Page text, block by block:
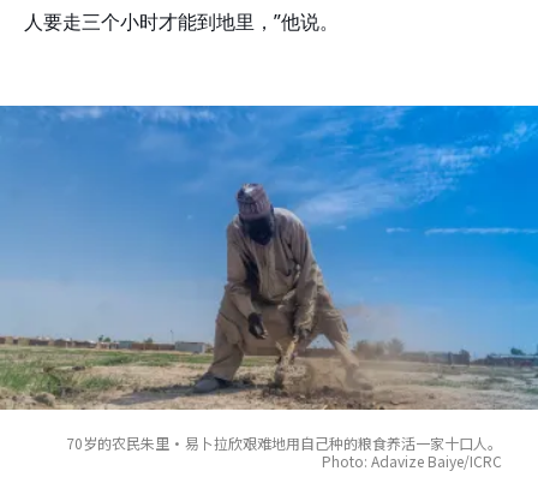
人要走三个小时才能到地里，”他说。
70岁的农民朱里·易卜拉欣艰难地用自己种的粮食养活一家十口人。
Photo: Adavize Baiye/ICRC